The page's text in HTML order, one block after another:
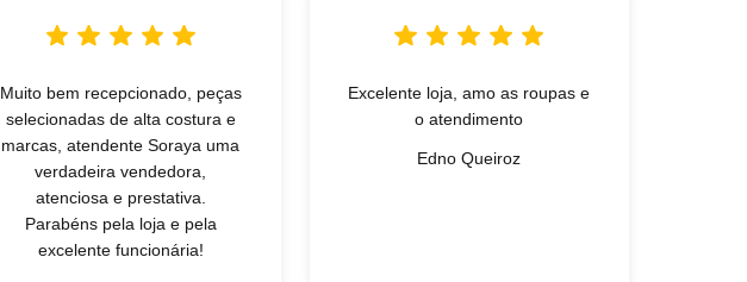
Muito bem recepcionado, peças
selecionadas de alta costura e
marcas, atendente Soraya uma
verdadeira vendedora,
atenciosa e prestativa.
Parabéns pela loja e pela
excelente funcionária!
Excelente loja, amo as roupas e
o atendimento
Edno Queiroz